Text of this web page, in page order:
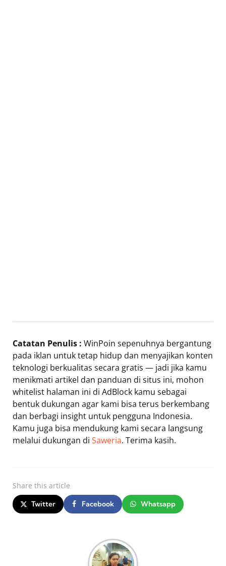
Catatan Penulis : WinPoin sepenuhnya bergantung
pada iklan untuk tetap hidup dan menyajikan konten
teknologi berkualitas secara gratis — jadi jika kamu
menikmati artikel dan panduan di situs ini, mohon
whitelist halaman ini di AdBlock kamu sebagai
bentuk dukungan agar kami bisa terus berkembang
dan berbagi insight untuk pengguna Indonesia.
Kamu juga bisa mendukung kami secara langsung
melalui dukungan di Saweria. Terima kasih.
Share this article
Twitter Facebook Whatsapp